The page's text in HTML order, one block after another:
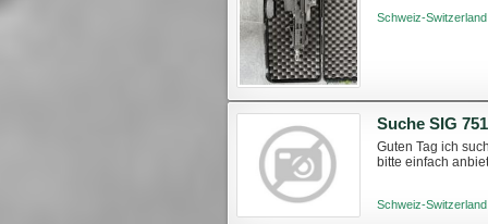
Schweiz-
Suche SIG
Guten Tag ich
bitte einfach
Schweiz-